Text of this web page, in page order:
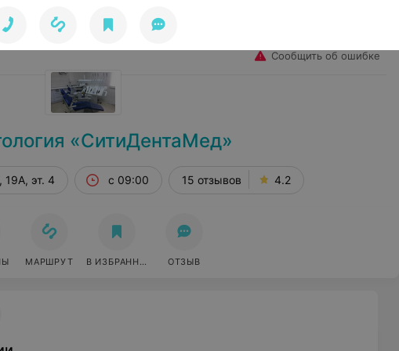
Сообщить об ошибке
«СитиДентаМед»
эт. 4 с 09:00 15 отзывов 4.2
МАРШРУТ В ИЗБРАННОЕ ОТЗЫВ